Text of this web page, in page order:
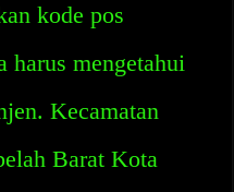
kode pos
harus mengetahui
Kecamatan
Barat Kota